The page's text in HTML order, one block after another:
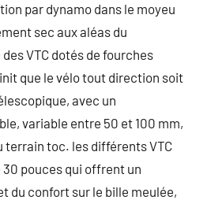
par dynamo dans le moyeu
sec aux aléas du
VTC dotés de fourches
que le vélo tout direction soit
avec un
variable entre 50 et 100 mm,
terrain toc. les différents VTC
pouces qui offrent un
du confort sur le bille meulée,